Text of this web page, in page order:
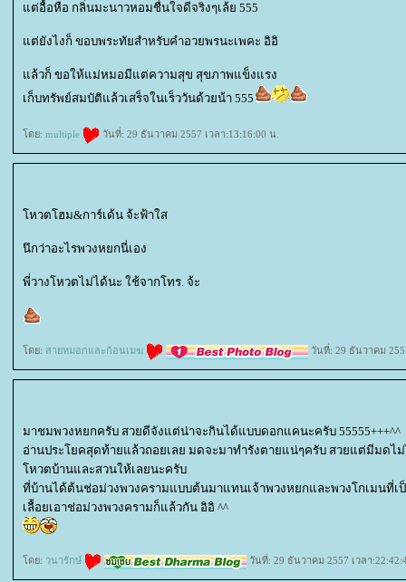
ต่อื้อหือ กลิ่นมะนาวหอมชื่นใจดีจริงๆเล้ย 555
ต่ยังไงก็ ขอบพระทัยสำหรับคำอวยพรนะเพคะ อิอิ
ล้วก็ ขอให้แม่หมอมีแต่ความสุข สุขภาพแข็งแรง
เก็บทรัพย์สมบัติแล้วเสร็จในเร็ววันด้วยน้า 555
ดย: multiple วันที่: 29 ธันวาคม 2557 เวลา:13:16:00 น.
หวตโฮม&การ์เด้น จ้ะฟ้าใส
นึกว่าอะไรพวงหยกนี่เอง
พี่วางโหวตไม่ได้นะ ใช้จากโทร. จ้ะ
ดย: สายหมอกและก้อนเมฆ วันที่: 29 ธันวาคม
มาชมพวงหยกครับ สวยดีจังแต่น่าจะกินได้แบบดอกแคนะครับ 55555+++^^
อ่านประโยคสุดท้ายแล้วถอยเลย มดจะมาทำรังตายแน่ๆครับ สวยแต่มีมดไ
หวตบ้านและสวนให้เลยนะครับ
ที่บ้านได้ต้นช่อม่วงพวงครามแบบต้นมาแทนเจ้าพวงหยกและพวงโกเมนที่เ
เลื้อยเอาช่อม่วงพวงครามก็แล้วกัน อิอิ ^^
ดย: วนารักษ์ วันที่: 29 ธันวาคม 2557 เวลา